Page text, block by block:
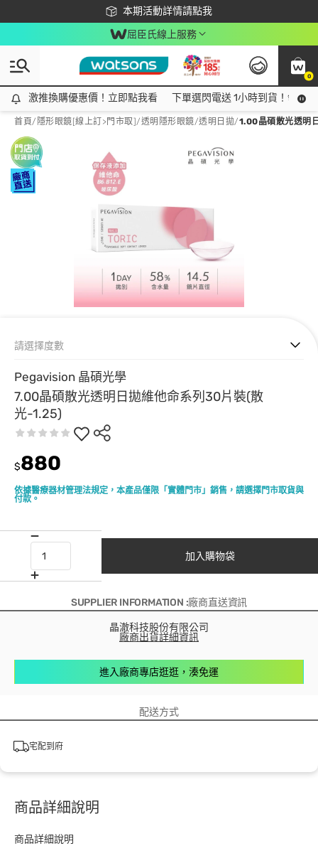
本期活動詳情請點我
下載app最高回饋$350
屈臣氏線上服務
0
激推換購優惠價！立即點我看
激推換購優惠價！立即點我看 下單選閃電送 1小時到貨！領神
首頁/ 隱形眼鏡[線上訂>門市取]/透明隱形眼鏡/透明日拋/1.00晶碩散光透明
Pegavision 晶碩光學
7.00晶碩散光透明日拋維他命系列30片裝(散
光-1.25)
依據醫療器材管理法規定，本產品僅限「實體門市」銷售，請選擇門市取貨與
付款。
$880
請選擇度數
加入購物袋
SUPPLIER INFORMATION :廠商直送資訊
晶澈科技股份有限公司
廠商出貨詳細資訊
進入廠商專店逛逛，湊免運
配送方式
宅配到府
商品詳細說明
商品詳細說明